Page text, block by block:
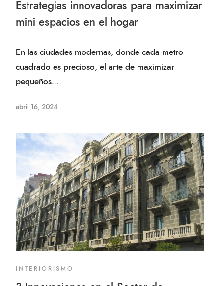
Estrategias innovadoras para maximizar
mini espacios en el hogar
En las ciudades modernas, donde cada metro
cuadrado es precioso, el arte de maximizar
pequeños...
abril 16, 2024
INTERIORISMO